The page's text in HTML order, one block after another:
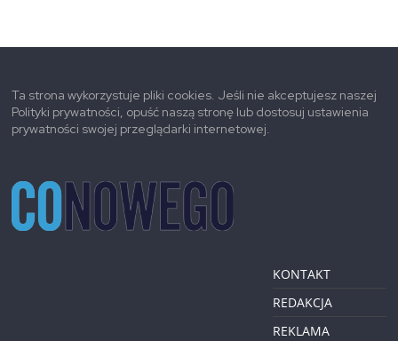
Ta strona wykorzystuje pliki cookies. Jeśli nie akceptujesz naszej
Polityki prywatności, opuść naszą stronę lub dostosuj ustawienia
prywatności swojej przeglądarki internetowej.
KONTAKT
REDAKCJA
REKLAMA